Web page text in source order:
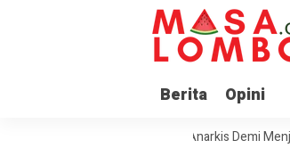
Berita Opini
Masyarakat Tolak Aksi Anarkis Demi Menjaga